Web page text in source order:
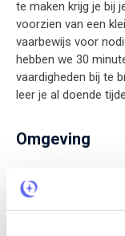
te maken krijg je bij
voorzien van een
vaarbewijs voor
hebben we 30
vaardigheden bij te
leer je al doende
Omgeving
hart, Natuurnetwerk
(natura 2000) aan.